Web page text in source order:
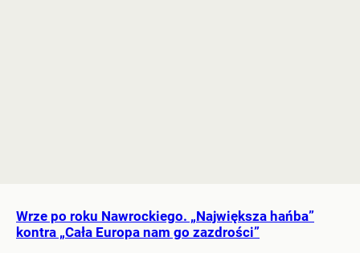
Wrze po roku Nawrockiego. „Największa hańba”
kontra „Cała Europa nam go zazdrości”